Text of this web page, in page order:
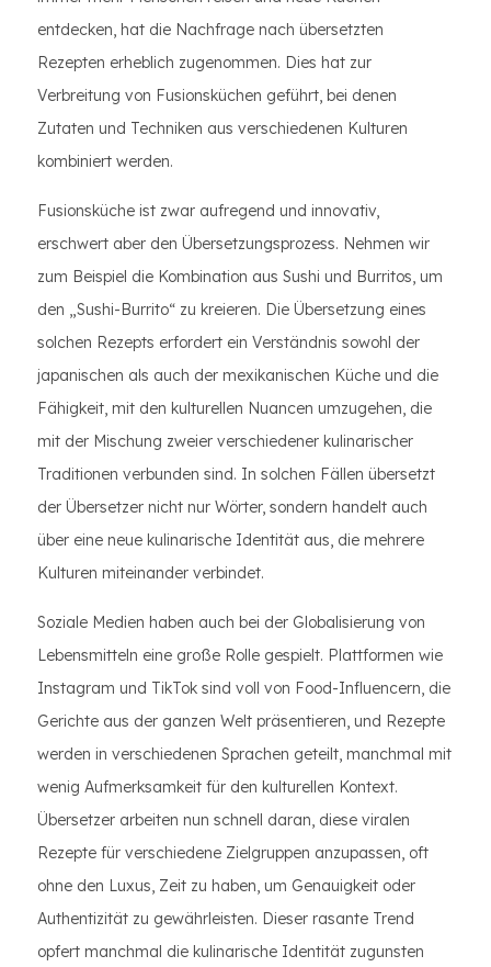
entdecken, hat die Nachfrage nach übersetzten
Rezepten erheblich zugenommen. Dies hat zur
Verbreitung von Fusionsküchen geführt, bei denen
Zutaten und Techniken aus verschiedenen Kulturen
kombiniert werden.
Fusionsküche ist zwar aufregend und innovativ,
erschwert aber den Übersetzungsprozess. Nehmen wir
zum Beispiel die Kombination aus Sushi und Burritos, um
den „Sushi-Burrito“ zu kreieren. Die Übersetzung eines
solchen Rezepts erfordert ein Verständnis sowohl der
japanischen als auch der mexikanischen Küche und die
Fähigkeit, mit den kulturellen Nuancen umzugehen, die
mit der Mischung zweier verschiedener kulinarischer
Traditionen verbunden sind. In solchen Fällen übersetzt
der Übersetzer nicht nur Wörter, sondern handelt auch
über eine neue kulinarische Identität aus, die mehrere
Kulturen miteinander verbindet.
Soziale Medien haben auch bei der Globalisierung von
Lebensmitteln eine große Rolle gespielt. Plattformen wie
Instagram und TikTok sind voll von Food-Influencern, die
Gerichte aus der ganzen Welt präsentieren, und Rezepte
werden in verschiedenen Sprachen geteilt, manchmal mit
wenig Aufmerksamkeit für den kulturellen Kontext.
Übersetzer arbeiten nun schnell daran, diese viralen
Rezepte für verschiedene Zielgruppen anzupassen, oft
ohne den Luxus, Zeit zu haben, um Genauigkeit oder
Authentizität zu gewährleisten. Dieser rasante Trend
opfert manchmal die kulinarische Identität zugunsten